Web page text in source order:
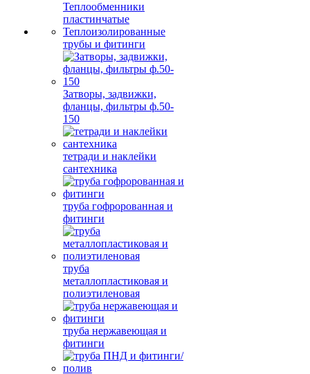
Теплообменники
пластинчатые
Теплоизолированные
трубы и фитинги
Затворы, задвижки,
фланцы, фильтры ф.50-
150
тетради и наклейки
сантехника
труба гофророванная и
фитинги
труба
металлопластиковая и
полиэтиленовая
труба нержавеющая и
фитинги